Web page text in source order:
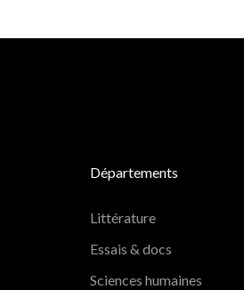
Départements
Littérature
Essais & docs
Sciences humaines